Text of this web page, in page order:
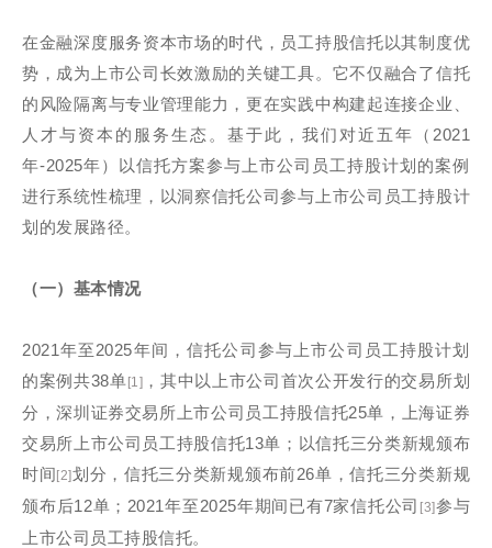
在金融深度服务资本市场的时代，员工持股信托以其制度优
势，成为上市公司长效激励的关键工具。它不仅融合了信托
的风险隔离与专业管理能力，更在实践中构建起连接企业、
人才与资本的服务生态。基于此，我们对近五年（2021
年-2025年）以信托方案参与上市公司员工持股计划的案例
进行系统性梳理，以洞察信托公司参与上市公司员工持股计
划的发展路径。
（一）基本情况
2021年至2025年间，信托公司参与上市公司员工持股计划
的案例共38单 [1] ，其中以上市公司首次公开发行的交易所划
分，深圳证券交易所上市公司员工持股信托25单，上海证券
交易所上市公司员工持股信托13单；以信托三分类新规颁布
时间 [2]划分，信托三分类新规颁布前26单，信托三分类新规
颁布后12单；2021年至2025年期间已有7家信托公司 [3]参与
上市公司员工持股信托。